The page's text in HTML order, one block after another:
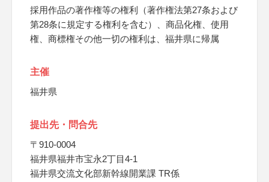
採用作品の著作権等の権利（著作権法第27条および
第28条に規定する権利を含む）、商品化権、使用
権、商標権その他一切の権利は、福井県に帰属
主催
福井県
提出先・問合先
〒910-0004
福井県福井市宝永2丁目4-1
福井県交流文化部新幹線開業課 TR係